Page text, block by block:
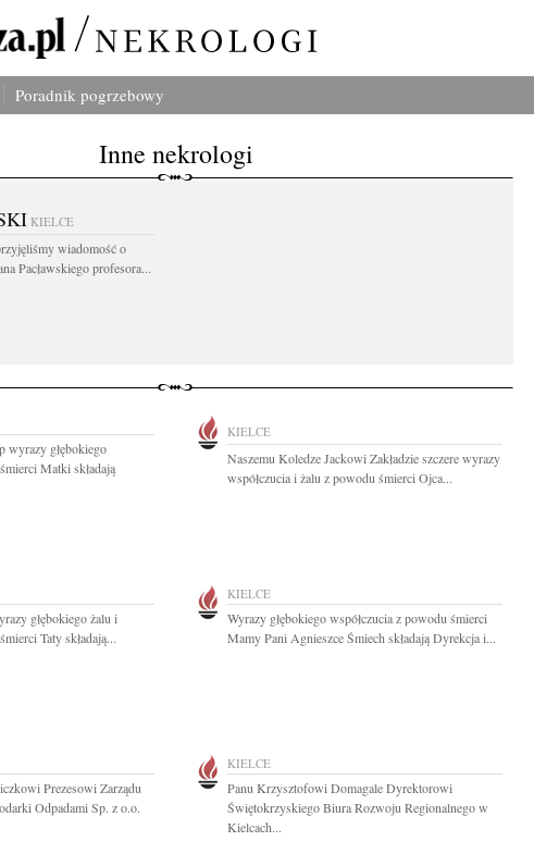
Poradnik pogrzebowy
Inne nekrologi
KIELCE
wiadomość o
Pacławskiego profesora...
wyrazy głębokiego
Matki składają
KIELCE
Naszemu Koledze Jackowi Zakładzie szczere wyrazy
współczucia i żalu z powodu śmierci Ojca...
głębokiego żalu i
Taty składają...
KIELCE
Wyrazy głębokiego współczucia z powodu śmierci
Mamy Pani Agnieszce Śmiech składają Dyrekcja i...
Prezesowi Zarządu
Odpadami Sp. z o.o.
KIELCE
Panu Krzysztofowi Domagale Dyrektorowi
Świętokrzyskiego Biura Rozwoju Regionalnego w
Kielcach...